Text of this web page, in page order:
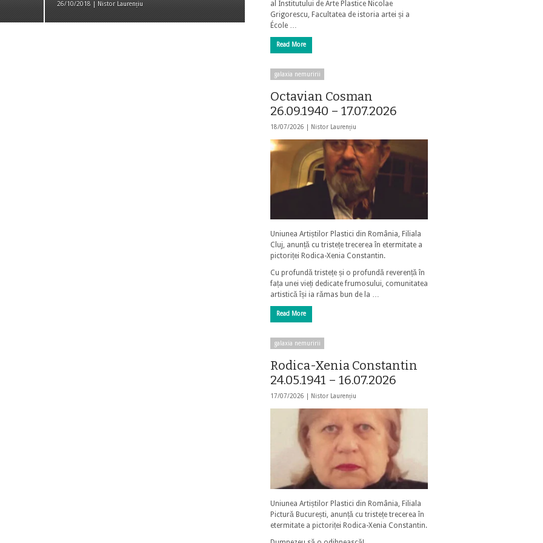
26/10/2018 | Nistor Laurențiu
al Institutului de Arte Plastice Nicolae
Grigorescu, Facultatea de istoria artei și a
École …
Read More
galaxia nemuririi
Octavian Cosman
26.09.1940 – 17.07.2026
18/07/2026 | Nistor Laurențiu
Uniunea Artiștilor Plastici din România, Filiala
Cluj, anunță cu tristețe trecerea în etermitate a
pictoriței Rodica-Xenia Constantin.
Cu profundă tristețe și o profundă reverență în
fața unei vieți dedicate frumosului, comunitatea
artistică își ia rămas bun de la …
Read More
galaxia nemuririi
Rodica-Xenia Constantin
24.05.1941 – 16.07.2026
17/07/2026 | Nistor Laurențiu
Uniunea Artiștilor Plastici din România, Filiala
Pictură București, anunță cu tristețe trecerea în
etermitate a pictoriței Rodica-Xenia Constantin.